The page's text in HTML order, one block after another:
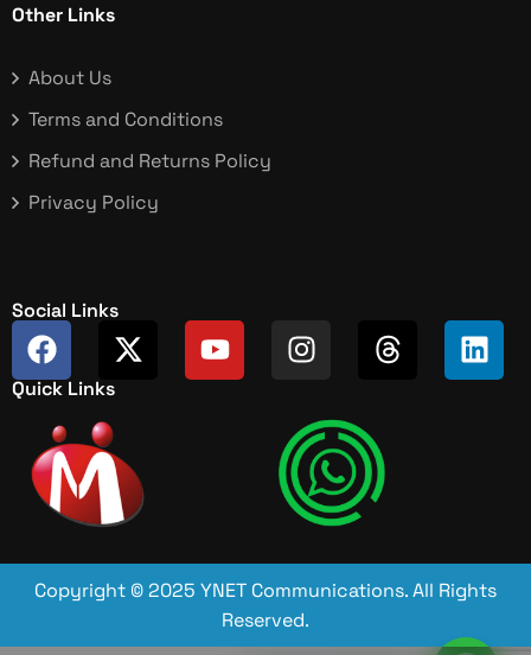
Other Links
About Us
Terms and Conditions
Refund and Returns Policy
Privacy Policy
Social Links
Quick Links
Copyright © 2025 YNET Communications. All Rights
Reserved.